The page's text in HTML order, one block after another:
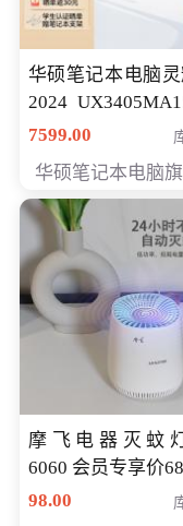
华硕笔记本电脑
2024
川银 oled 智慧轻
7599.00
华硕笔记本电脑
摩飞电器灭蚊
6060 会员专享价
98.00